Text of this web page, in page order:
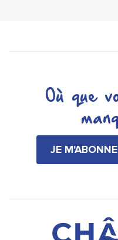
Où que
JE